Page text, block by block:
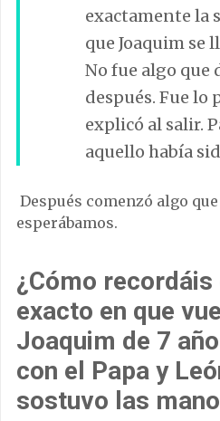
exactamente la
que Joaquim se
No fue algo que
después. Fue lo
explicó al salir.
aquello había
Después comenzó algo
esperábamos.
¿Cómo
exacto en que
Joaquim de 7
con el Papa y
sostuvo las